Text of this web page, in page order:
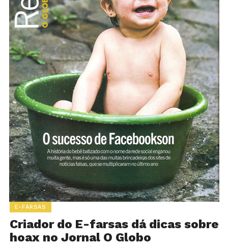
E-FARSAS
Criador do E-farsas dá dicas sobre
hoax no Jornal O Globo